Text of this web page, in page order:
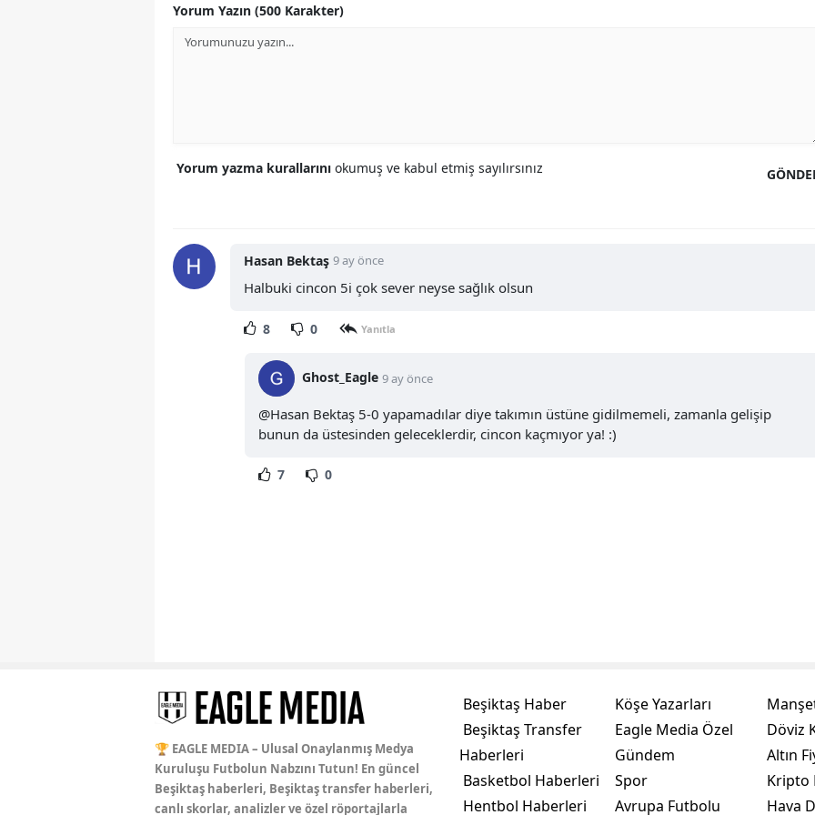
Yorum Yazın (500 Karakter)
Yorum yazma kurallarını okumuş ve kabul etmiş sayılırsınız
Hasan Bektaş 9 ay önce
Halbuki cincon 5i çok sever neyse sağlık olsun
8 0 Yanıtla
Ghost_Eagle 9 ay önce
@Hasan Bektaş 5-0 yapamadılar diye takımın üstüne gidilmemeli, zamanla gelişip
bunun da üstesinden geleceklerdir, cincon kaçmıyor ya! :)
7 0
🏆 EAGLE MEDIA – Ulusal Onaylanmış Medya
Kuruluşu Futbolun Nabzını Tutun! En güncel
Beşiktaş haberleri, Beşiktaş transfer haberleri,
canlı skorlar, analizler ve özel röportajlarla
Beşiktaş Haber
Beşiktaş Transfer
Haberleri
Basketbol Haberleri
Hentbol Haberleri
Köşe Yazarları
Eagle Media Özel
Gündem
Spor
Avrupa Futbolu
Döviz
Altın
Kripto
Hava